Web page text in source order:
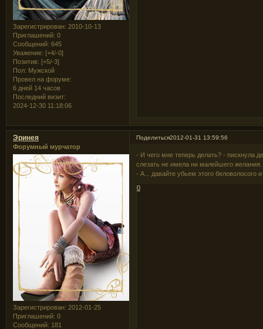
Зарегистрирован: 2010-10-13
Приглашений: 0
Сообщений: 645
Уважение: [+4/-0]
Позитив: [+5/-3]
Пол: Мужской
Провел на форуме:
6 дней 14 часов
Последний визит:
2024-12-30 11:18:06
Поделиться2012-01-31 13:59:56
Эринея
Форумный мурчатор
Зарегистрирован: 2012-01-25
Приглашений: 0
Сообщений: 181
- И чего мне теперь делать? - пискнула
слезать не имела ни малейшего желания.
- А... давайте убьем этого беловолосого
0